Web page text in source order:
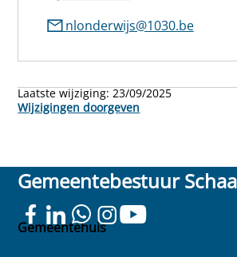
nlonderwijs@1030.be
Laatste wijziging:23/09/2025
Wijzigingen doorgeven
Gemeentebestuur
Gemeentehuis